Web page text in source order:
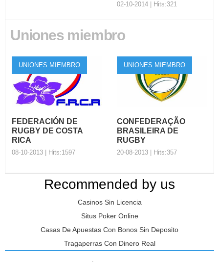
Get into Rugby
Uruguay
el valioso programa ...
02-10-2014 | Hits:321
CONSUR para
“Mantener el
Rugby Limp…
La cooperación es una parte
esencial en el Código Mundial
Uniones miembro
UNIONES MIEMBRO
FEDERACIÓN DE
RUGBY DE COSTA
RICA
08-10-2013 | Hits:1597
Organización Nombre
Juan José Chacón Quirós ...
UNIONES MIEMBRO
CONFEDERAÇÃO
BRASILEIRA DE
RUGBY
20-08-2013 | Hits:357
BRASILEIRA DE
RUGBY
Organización Nombre
Sami Arap Sobrinho Web d...
Recommended by us
Casinos Sin Licencia
Situs Poker Online
Casas De Apuestas Con Bonos Sin Deposito
Tragaperras Con Dinero Real